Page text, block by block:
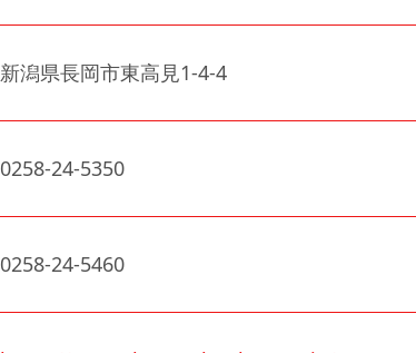
新潟県長岡市東高見1-4-4
0258-24-5350
0258-24-5460